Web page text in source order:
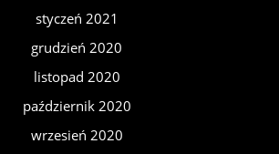
styczeń 2021
grudzień 2020
listopad 2020
październik 2020
wrzesień 2020